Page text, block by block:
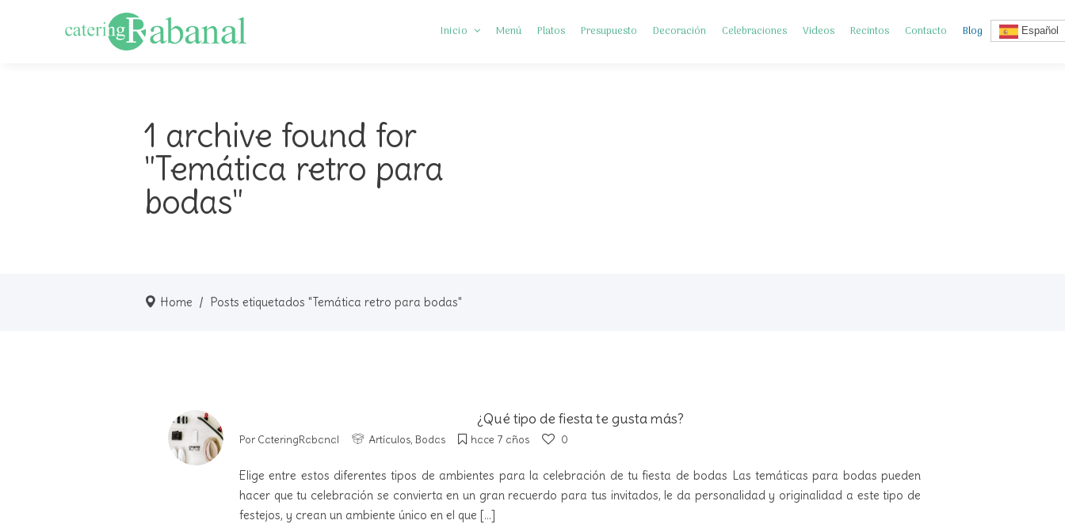
Inicio Menú Platos Presupuesto Decoración Celebraciones Videos Recintos Contacto Blog Español
1 archive found for
"Temática retro para
bodas"
Home / Posts etiquetados "Temática retro para bodas"
¿Qué tipo de fiesta te gusta más?
Por CateringRabanal Artículos, Bodas hace 7 años 0
Elige entre estos diferentes tipos de ambientes para la celebración de tu fiesta de bodas Las temáticas para bodas pueden
hacer que tu celebración se convierta en un gran recuerdo para tus invitados, le da personalidad y originalidad a este tipo de
festejos, y crean un ambiente único en el que [...]